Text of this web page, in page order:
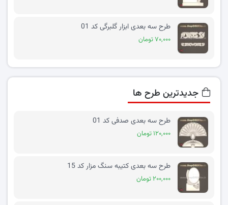
طرح سه بعدی ابزار گلبرگی کد 01
۷۰,۰۰۰ تومان
جدیدترین طرح ها
طرح سه بعدی صدفی کد 01
۱۲۰,۰۰۰ تومان
طرح سه بعدی کتیبه سنگ مزار کد 15
۲۰۰,۰۰۰ تومان